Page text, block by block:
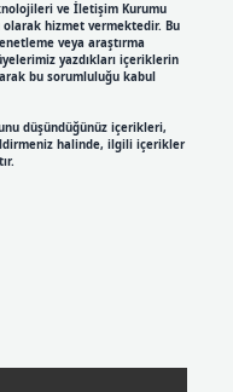
ve İletişim Kurumu
olarak hizmet vermektedir. Bu
veya araştırma
yazdıkları içeriklerin
bu sorumluluğu kabul
düşündüğünüz içerikleri,
halinde, ilgili içerikler